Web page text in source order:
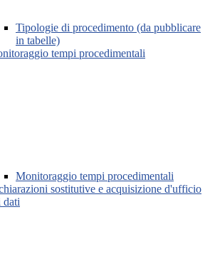
Tipologie di procedimento (da pubblicare
in tabelle)
tempi procedimentali
Monitoraggio tempi procedimentali
sostitutive e acquisizione d'ufficio
dati